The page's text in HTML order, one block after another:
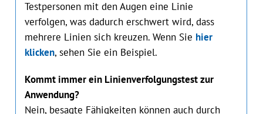
Testpersonen mit den Augen eine Linie
verfolgen, was dadurch erschwert wird, dass
mehrere Linien sich kreuzen. Wenn Sie hier
klicken, sehen Sie ein Beispiel.
Kommt immer ein Linienverfolgungstest zur
Anwendung?
Nein, besagte Fähigkeiten können auch durch